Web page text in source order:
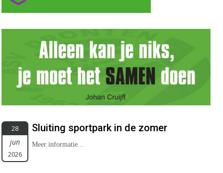
28
jun
2026
Sluiting sportpark in de zomer
Meer informatie...